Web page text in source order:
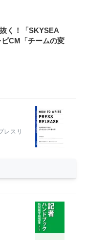
く！「SKYSEA
CM「チームの変
レスリ